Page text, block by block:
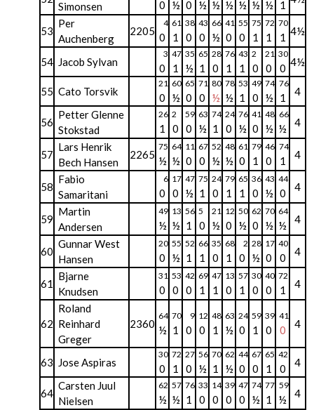
Simonsen 0 ½ 0 ½ ½ ½ ½ ½ ½ 1
53
Per
Auchenberg
2205
4
0
61
1
38
0
43
0
66
½
41
0
55
0
75
1
72
1
70
1 4½
54 Jacob Sylvan
3
0
47
1
35
½
65
1
28
0
76
1
43
1
2
0
21
0
30
0 4½
55 Cato Torsvik
21
0
60
½
65
0
71
0
80
½
78
½
53
1
49
0
74
½
76
1 4
56
Petter Glenne
Stokstad
26
1
2
0
59
0
63
½
74
1
24
0
76
½
41
0
48
½
66
½ 4
57
Lars Henrik
Bech Hansen
2265
75
½
64
½
11
0
67
0
52
½
48
½
61
0
79
1
46
0
74
1 4
58
Fabio
Samaritani
6
0
17
0
47
½
75
1
24
0
79
1
65
1
36
0
43
½
44
0 4
59
Martin
Andersen
49
½
13
½
56
1
5
0
21
½
12
0
50
½
62
0
70
½
64
½ 4
60
Gunnar West
Hansen
20
0
55
½
52
1
66
1
35
0
68
1
2
0
28
½
17
0
40
0 4
61
Bjarne
Knudsen
31
0
53
0
42
0
69
1
47
1
13
0
57
1
30
0
40
0
72
1 4
62
Roland
Reinhard
Greger
2360
64
½
70
1
9
0
12
0
48
1
63
½
24
0
59
1
39
0
41
0 4
63 Jose Aspiras
30
0
72
1
27
0
56
½
70
1
62
½
44
0
67
0
65
1
42
0 4
64
Carsten Juul
Nielsen
62
½
57
½
76
1
33
0
14
0
39
0
47
0
74
½
77
1
59
½ 4